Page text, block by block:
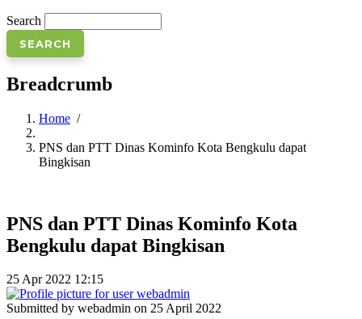
Search
Breadcrumb
Home /
PNS dan PTT Dinas Kominfo Kota Bengkulu dapat
Bingkisan
PNS dan PTT Dinas Kominfo Kota
Bengkulu dapat Bingkisan
25 Apr 2022 12:15
Submitted by webadmin on 25 April 2022